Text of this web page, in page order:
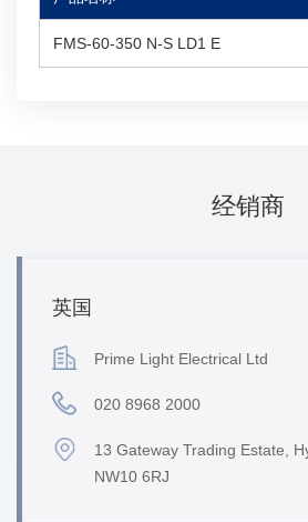
FMS-60-350 N-S LD1 E
经销商
英国
Prime Light Electrical Ltd
020 8968 2000
13 Gateway Trading Estate,
NW10 6RJ